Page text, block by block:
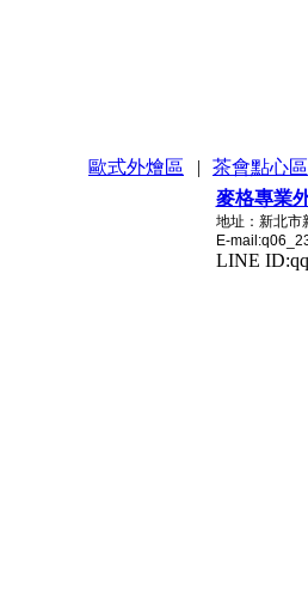
歐式外燴區 | 茶會點心區
麥格專業
地址：新北市
E-
LINE